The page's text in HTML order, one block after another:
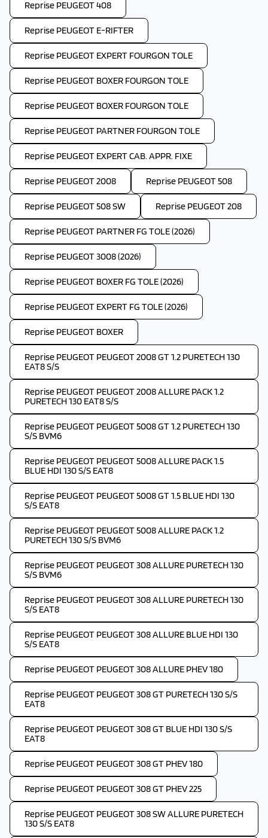
Reprise PEUGEOT 408
Reprise PEUGEOT E-RIFTER
Reprise PEUGEOT EXPERT FOURGON TOLE
Reprise PEUGEOT BOXER FOURGON TOLE
Reprise PEUGEOT BOXER FOURGON TOLE
Reprise PEUGEOT PARTNER FOURGON TOLE
Reprise PEUGEOT EXPERT CAB. APPR. FIXE
Reprise PEUGEOT 2008 Reprise PEUGEOT 508
Reprise PEUGEOT 508 SW Reprise PEUGEOT 208
Reprise PEUGEOT PARTNER FG TOLE (2026)
Reprise PEUGEOT 3008 (2026)
Reprise PEUGEOT BOXER FG TOLE (2026)
Reprise PEUGEOT EXPERT FG TOLE (2026)
Reprise PEUGEOT BOXER
Reprise PEUGEOT PEUGEOT 2008 GT 1.2 PURETECH 130
EAT8 S/S
Reprise PEUGEOT PEUGEOT 2008 ALLURE PACK 1.2
PURETECH 130 EAT8 S/S
Reprise PEUGEOT PEUGEOT 5008 GT 1.2 PURETECH 130
S/S BVM6
Reprise PEUGEOT PEUGEOT 5008 ALLURE PACK 1.5
BLUE HDI 130 S/S EAT8
Reprise PEUGEOT PEUGEOT 5008 GT 1.5 BLUE HDI 130
S/S EAT8
Reprise PEUGEOT PEUGEOT 5008 ALLURE PACK 1.2
PURETECH 130 S/S BVM6
Reprise PEUGEOT PEUGEOT 308 ALLURE PURETECH 130
S/S BVM6
Reprise PEUGEOT PEUGEOT 308 ALLURE PURETECH 130
S/S EAT8
Reprise PEUGEOT PEUGEOT 308 ALLURE BLUE HDI 130
S/S EAT8
Reprise PEUGEOT PEUGEOT 308 ALLURE PHEV 180
Reprise PEUGEOT PEUGEOT 308 GT PURETECH 130 S/S
EAT8
Reprise PEUGEOT PEUGEOT 308 GT BLUE HDI 130 S/S
EAT8
Reprise PEUGEOT PEUGEOT 308 GT PHEV 180
Reprise PEUGEOT PEUGEOT 308 GT PHEV 225
Reprise PEUGEOT PEUGEOT 308 SW ALLURE PURETECH
130 S/S EAT8